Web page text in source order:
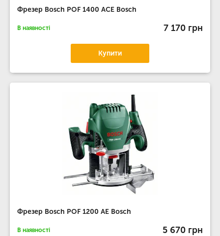
Фрезер Bosch POF 1400 ACE Bosch
В наявності 7 170 грн
Купити
Фрезер Bosch POF 1200 AE Bosch
В наявності 5 670 грн